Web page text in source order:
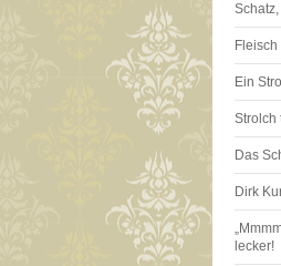
Ein
Strolch
Das
Dirk
lecker!